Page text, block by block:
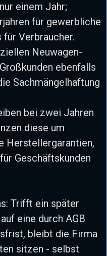
einem Jahr;
für gewerbliche
für Verbraucher.
Neuwagen-
ebenfalls
Sachmängelhaftung
bei zwei Jahren
diese um
Herstellergarantien,
Geschäftskunden
Trifft ein später
eine durch AGB
bleibt die Firma
sitzen - selbst